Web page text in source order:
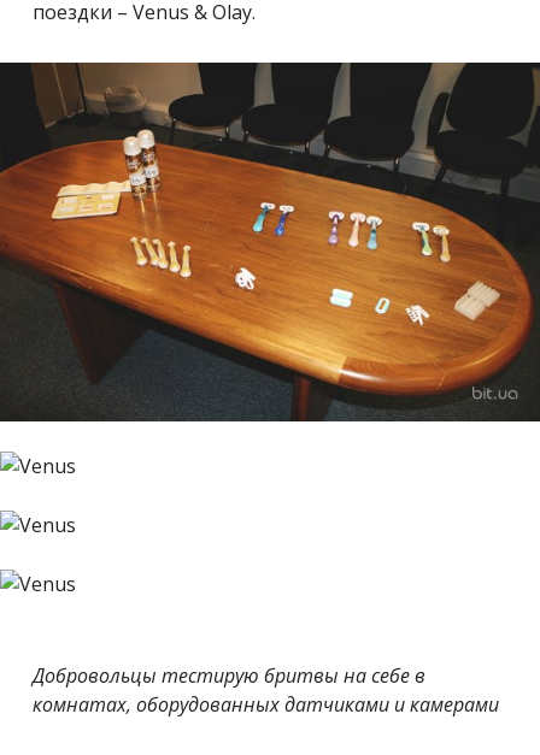
поездки – Venus & Olay.
Добровольцы тестирую бритвы на себе в
комнатах, оборудованных датчиками и камерами